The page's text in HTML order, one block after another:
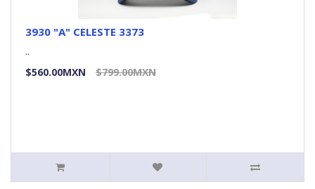
3930 "A" CELESTE 3373
..
$560.00MXN
$799.00MXN